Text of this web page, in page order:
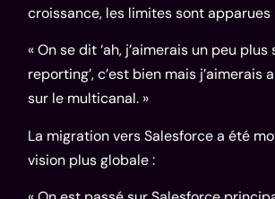
croissance, les limites sont
« On se dit ‘ah, j’aimerais un peu plus
reporting’, c’est bien mais j’aimerais
sur le multicanal. »
La migration vers Salesforce a été
vision plus globale :